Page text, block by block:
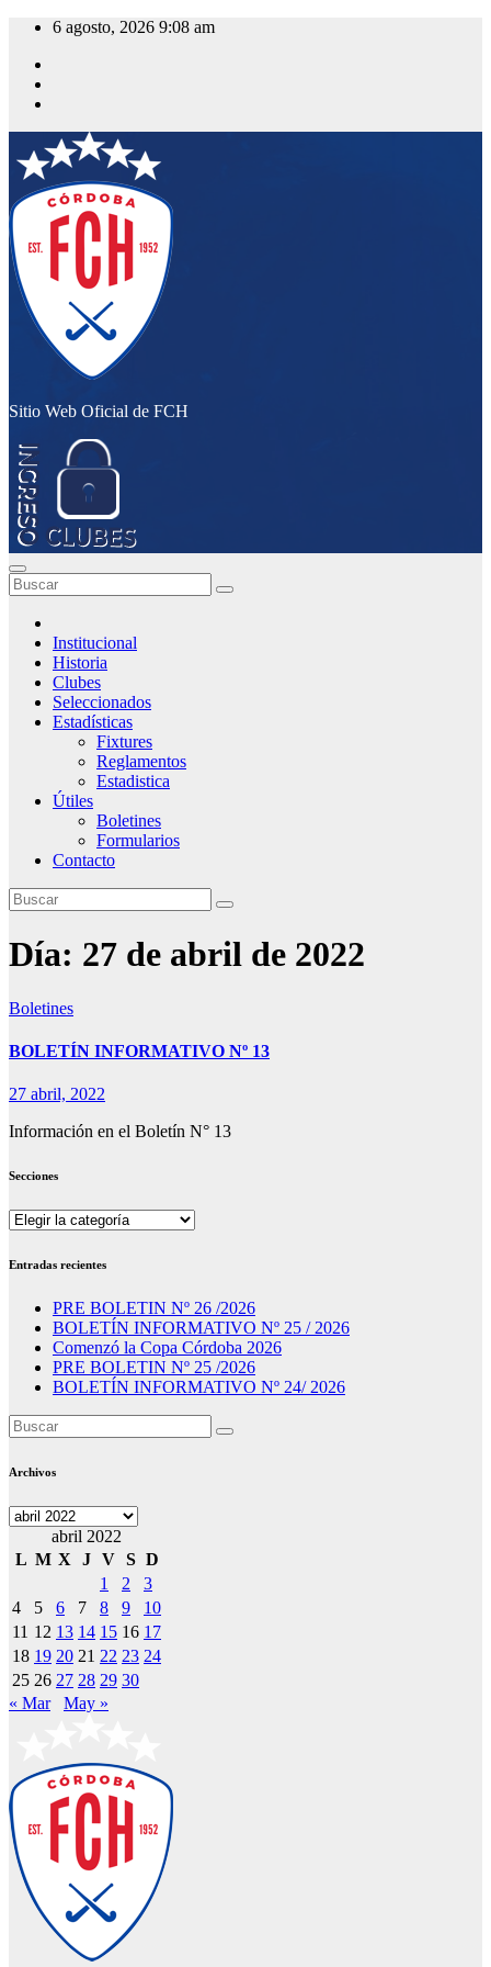
Saltar
contenido
6 agosto, 2026 9:08 am
Sitio Web Oficial de FCH
Institucional
Historia
Clubes
Seleccionados
Estadísticas
Fixtures
Reglamentos
Estadistica
Útiles
Boletines
Formularios
Contacto
Día: 27 de abril de 2022
Boletines
BOLETÍN INFORMATIVO Nº 13
27 abril, 2022
Información en el Boletín N° 13
Secciones
Secciones
Entradas recientes
PRE BOLETIN Nº 26 /2026
BOLETÍN INFORMATIVO Nº 25 / 2026
Comenzó la Copa Córdoba 2026
PRE BOLETIN Nº 25 /2026
BOLETÍN INFORMATIVO Nº 24/ 2026
Archivos
Archivos
abril 2022
L M X J V S D
1
2
3
4
5 6 7 8 9
10
11 12 13 14 15 16 17
18 19 20 21 22 23 24
25 26 27 28 29 30
« Mar
May »